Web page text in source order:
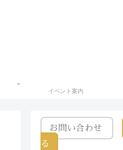
イベント案内
お問い合わせ
る